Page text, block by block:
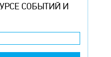
СОБЫТИЙ И